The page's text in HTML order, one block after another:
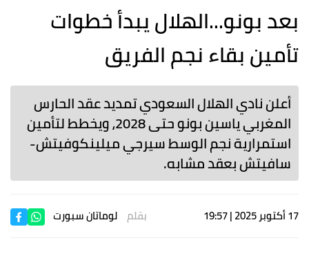
بعد بونو...الهلال يبدأ خطوات
تأمين بقاء نجم الفريق
أعلن نادي الهلال السعودي تمديد عقد الحارس
المغربي ياسين بونو حتى 2028، ويخطط لتأمين
استمرارية نجم الوسط سيرجي ميلينكوفيتش-
سافيتش بعقد مشابه.
17 أكتوبر 2025 | 19:57 بقلم لوماتان سبورت